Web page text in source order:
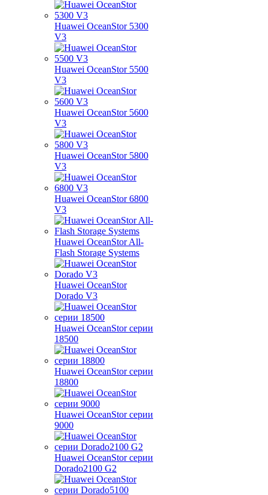
Huawei OceanStor 5300
V3
Huawei OceanStor 5500
V3
Huawei OceanStor 5600
V3
Huawei OceanStor 5800
V3
Huawei OceanStor 6800
V3
Huawei OceanStor All-
Flash Storage Systems
Huawei OceanStor
Dorado V3
Huawei OceanStor серии
18500
Huawei OceanStor серии
18800
Huawei OceanStor серии
9000
Huawei OceanStor серии
Dorado2100 G2